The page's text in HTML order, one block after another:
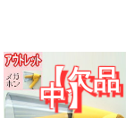
【欠品
中】